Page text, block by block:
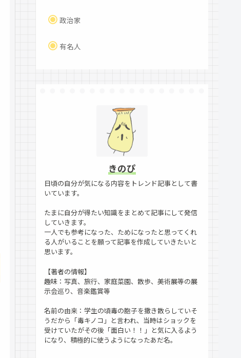
政治家
有名人
きのぴ
日頃の自分が気になる内容をトレンド記事として書
いています。
たまに自分が得たい知識をまとめて記事にして発信
していきます。
一人でも参考になった、ためになったと思ってくれ
る人がいることを願って記事を作成していきたいと
思います。
【著者の情報】
趣味：写真、旅行、家庭菜園、散歩、美術展等の展
示会巡り、音楽鑑賞等
名前の由来：学生の頃毒の胞子を撒き散らしていそ
うだから「毒キノコ」と言われ、当時はショックを
受けていたがその後「面白い！！」と気に入るよう
になり、積極的に使うようになったあだ名。